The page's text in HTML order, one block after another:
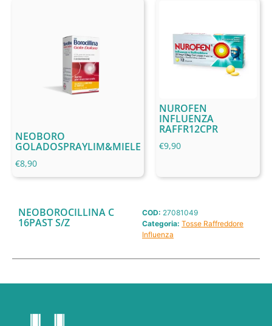
NEOBORO
GOLADOSPRAYLIM&MIELE
€8,90
NUROFEN
INFLUENZA
RAFFR12CPR
€9,90
NEOBOROCILLINA C
16PAST S/Z
COD: 27081049
Categoria: Tosse Raffreddore
Influenza